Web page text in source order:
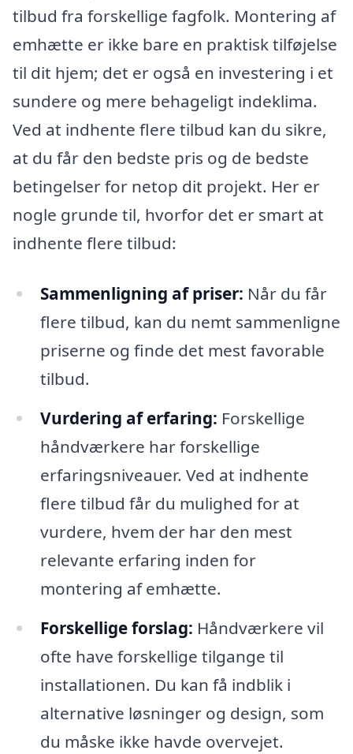
tilbud fra forskellige fagfolk. Montering af
emhætte er ikke bare en praktisk tilføjelse
til dit hjem; det er også en investering i et
sundere og mere behageligt indeklima.
Ved at indhente flere tilbud kan du sikre,
at du får den bedste pris og de bedste
betingelser for netop dit projekt. Her er
nogle grunde til, hvorfor det er smart at
indhente flere tilbud:
Sammenligning af priser: Når du får
flere tilbud, kan du nemt sammenligne
priserne og finde det mest favorable
tilbud.
Vurdering af erfaring: Forskellige
håndværkere har forskellige
erfaringsniveauer. Ved at indhente
flere tilbud får du mulighed for at
vurdere, hvem der har den mest
relevante erfaring inden for
montering af emhætte.
Forskellige forslag: Håndværkere vil
ofte have forskellige tilgange til
installationen. Du kan få indblik i
alternative løsninger og design, som
du måske ikke havde overvejet.